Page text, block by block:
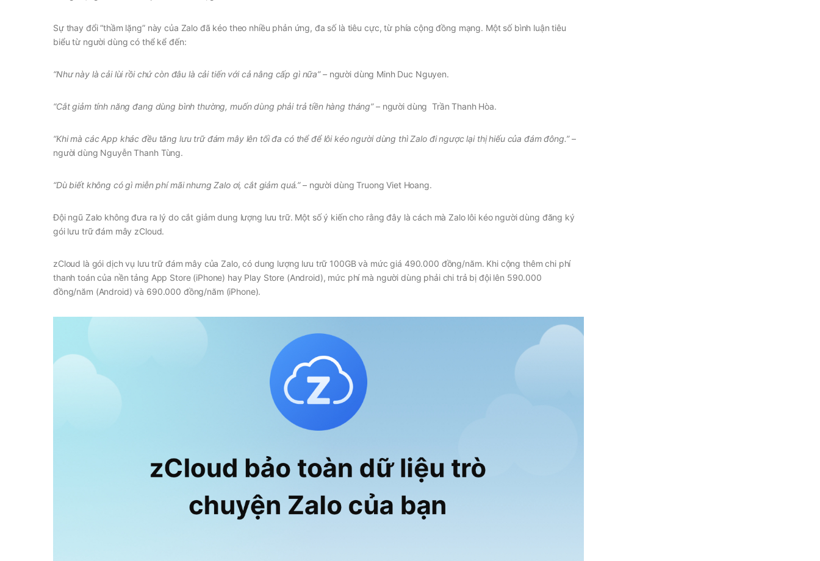
Sự thay đổi “thầm lặng” này của Zalo đã kéo theo nhiều phản ứng, đa số là tiêu cực, từ phía cộng đồng mạng. Một số bình luận tiêu
biểu từ người dùng có thể kể đến:
“Như này là cải lùi rồi chứ còn đâu là cải tiến với cả nâng cấp gì nữa” – người dùng Minh Duc Nguyen.
“Cắt giảm tính năng đang dùng bình thường, muốn dùng phải trả tiền hàng tháng” –người dùng Trần Thanh Hòa.
“Khi mà các App khác đều tăng lưu trữ đám mây lên tối đa có thể để lôi kéo người dùng thì Zalo đi ngược lại thị hiếu của đám đông.”–
người dùng Nguyễn Thanh Tùng.
“Dù biết không có gì miễn phí mãi nhưng Zalo ơi, cắt giảm quá.”– người dùng Truong Viet Hoang.
Đội ngũ Zalo không đưa ra lý do cắt giảm dung lượng lưu trữ. Một số ý kiến cho rằng đây là cách mà Zalo lôi kéo người dùng đăng ký
gói lưu trữ đám mây zCloud.
zCloud là gói dịch vụ lưu trữ đám mây của Zalo, có dung lượng lưu trữ 100GB và mức giá 490.000 đồng/năm. Khi cộng thêm chi phí
thanh toán của nền tảng App Store (iPhone) hay Play Store (Android), mức phí mà người dùng phải chi trả bị đội lên 590.000
đồng/năm (Android) và 690.000 đồng/năm (iPhone).